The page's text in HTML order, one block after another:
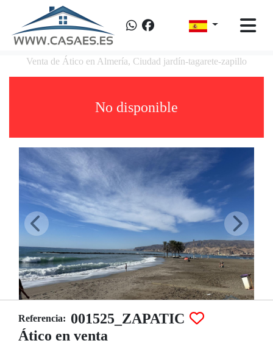
Venta de Ático en Almería, Ciudad jardín-tagarete-zapillo
No disponible
Referencia: 001525_ZAPATIC
Ático en venta